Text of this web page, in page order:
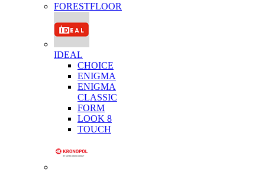
FORESTFLOOR
IDEAL
CHOICE
ENIGMA
ENIGMA
CLASSIC
FORM
LOOK 8
TOUCH